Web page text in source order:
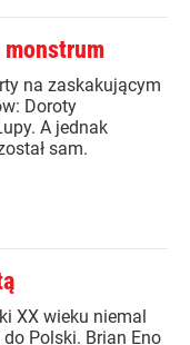
monstrum
na zaskakującym
Doroty
A jednak
sam.
XX wieku niemal
Polski. Brian Eno